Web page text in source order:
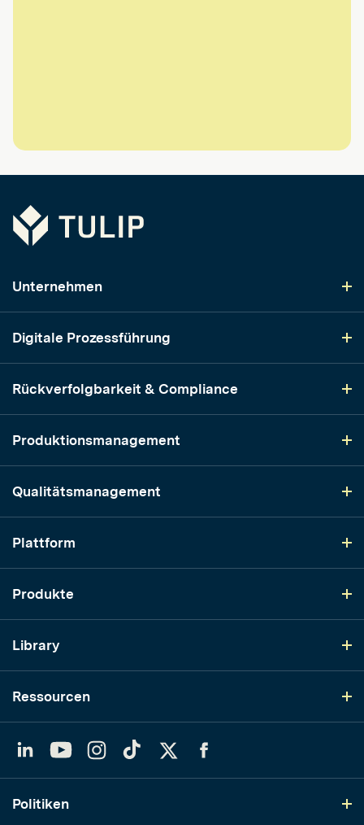
Tulip
Unternehmen
Digitale Prozessführung
Rückverfolgbarkeit & Compliance
Produktionsmanagement
Qualitätsmanagement
Plattform
Produkte
Library
Ressourcen
YouTubeInstagram
TikTok
Politiken